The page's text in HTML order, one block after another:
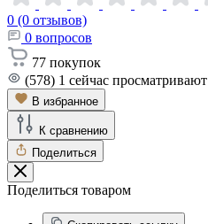
0 (0 отзывов)
0 вопросов
77 покупок
(578) 1 сейчас просматривают
В избранное
К сравнению
Поделиться
Поделиться товаром